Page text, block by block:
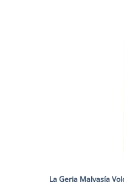
La Geria Malvasía